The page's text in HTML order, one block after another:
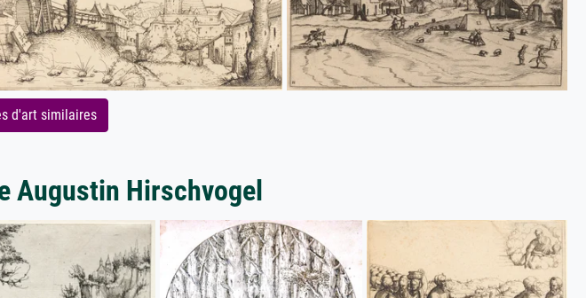
d'art similaires
Augustin Hirschvogel